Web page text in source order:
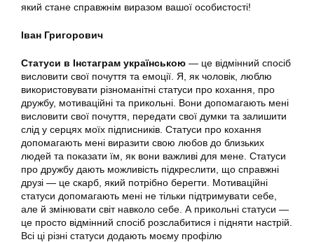
який стане справжнім виразом вашої особистості!
Іван Григорович
Статуси в Інстаграм українською — це відмінний спосіб
висловити свої почуття та емоції. Я, як чоловік, люблю
використовувати різноманітні статуси про кохання, про
дружбу, мотиваційні та прикольні. Вони допомагають мені
висловити свої почуття, передати свої думки та залишити
слід у серцях моїх підписників. Статуси про кохання
допомагають мені виразити свою любов до близьких
людей та показати їм, як вони важливі для мене. Статуси
про дружбу дають можливість підкреслити, що справжні
друзі — це скарб, який потрібно берегти. Мотиваційні
статуси допомагають мені не тільки підтримувати себе,
але й змінювати світ навколо себе. А прикольні статуси —
це просто відмінний спосіб розслабитися і підняти настрій.
Всі ці різні статуси додають моєму профілю